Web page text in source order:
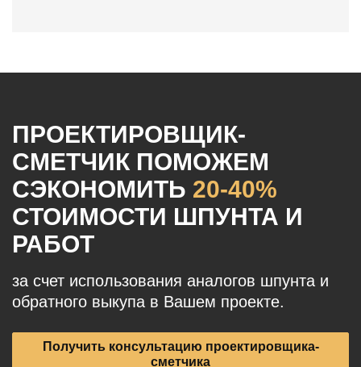
ПРОЕКТИРОВЩИК-
СМЕТЧИК ПОМОЖЕМ
СЭКОНОМИТЬ 20-40%
СТОИМОСТИ ШПУНТА И
РАБОТ
за счет использования аналогов шпунта и
обратного выкупа в Вашем проекте.
Получить консультацию проектировщика-
сметчика